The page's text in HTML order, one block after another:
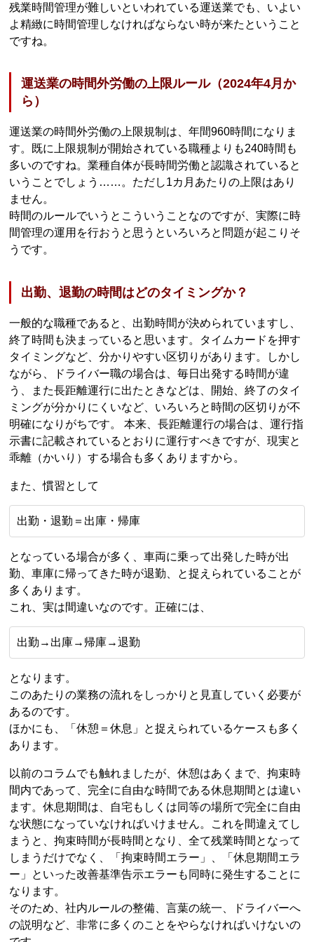
残業時間管理が難しいといわれている運送業でも、いよい
よ精緻に時間管理しなければならない時が来たということ
ですね。
運送業の時間外労働の上限ルール（2024年4月か
ら）
運送業の時間外労働の上限規制は、年間960時間になりま
す。既に上限規制が開始されている職種よりも240時間も
多いのですね。業種自体が長時間労働と認識されていると
いうことでしょう……。ただし1カ月あたりの上限はあり
ません。
時間のルールでいうとこういうことなのですが、実際に時
間管理の運用を行おうと思うといろいろと問題が起こりそ
うです。
出勤、退勤の時間はどのタイミングか？
一般的な職種であると、出勤時間が決められていますし、
終了時間も決まっていると思います。タイムカードを押す
タイミングなど、分かりやすい区切りがあります。しかし
ながら、ドライバー職の場合は、毎日出発する時間が違
う、また長距離運行に出たときなどは、開始、終了のタイ
ミングが分かりにくいなど、いろいろと時間の区切りが不
明確になりがちです。 本来、長距離運行の場合は、運行指
示書に記載されているとおりに運行すべきですが、現実と
乖離（かいり）する場合も多くありますから。
また、慣習として
出勤・退勤＝出庫・帰庫
となっている場合が多く、車両に乗って出発した時が出
勤、車庫に帰ってきた時が退勤、と捉えられていることが
多くあります。
これ、実は間違いなのです。正確には、
出勤→出庫→帰庫→退勤
となります。
このあたりの業務の流れをしっかりと見直していく必要が
あるのです。
ほかにも、「休憩＝休息」と捉えられているケースも多く
あります。
以前のコラムでも触れましたが、休憩はあくまで、拘束時
間内であって、完全に自由な時間である休息期間とは違い
ます。休息期間は、自宅もしくは同等の場所で完全に自由
な状態になっていなければいけません。これを間違えてし
まうと、拘束時間が長時間となり、全て残業時間となって
しまうだけでなく、「拘束時間エラー」、「休息期間エラ
ー」といった改善基準告示エラーも同時に発生することに
なります。
そのため、社内ルールの整備、言葉の統一、ドライバーへ
の説明など、非常に多くのことをやらなければいけないの